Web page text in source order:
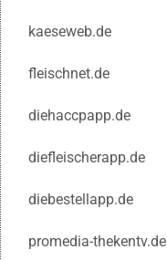
kaeseweb.de
fleischnet.de
diehaccpapp.de
diefleischerapp.de
diebestellapp.de
promedia-thekentv.de